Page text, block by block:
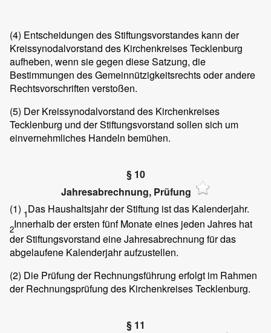
(4) Entscheidungen des Stiftungsvorstandes kann der
Kreissynodalvorstand des Kirchenkreises Tecklenburg
aufheben, wenn sie gegen diese Satzung, die
Bestimmungen des Gemeinnützigkeitsrechts oder andere
Rechtsvorschriften verstoßen.
(5) Der Kreissynodalvorstand des Kirchenkreises
Tecklenburg und der Stiftungsvorstand sollen sich um
einvernehmliches Handeln bemühen.
§ 10
Jahresabrechnung, Prüfung
(1) 1Das Haushaltsjahr der Stiftung ist das Kalenderjahr.
2Innerhalb der ersten fünf Monate eines jeden Jahres hat
der Stiftungsvorstand eine Jahresabrechnung für das
abgelaufene Kalenderjahr aufzustellen.
(2) Die Prüfung der Rechnungsführung erfolgt im Rahmen
der Rechnungsprüfung des Kirchenkreises Tecklenburg.
§ 11